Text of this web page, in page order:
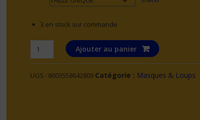
3 en stock sur commande
quantité
de
argent
Ajouter au panier
UGS : 8003558642809 Catégorie : Masques & Loups